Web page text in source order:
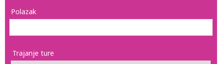
Polazak
Trajanje ture